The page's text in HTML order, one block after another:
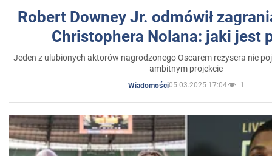
Robert Downey Jr. odmówił
Christophera Nolana: jaki jest
Jeden z ulubionych aktorów nagrodzonego Oscarem reżysera nie
ambitnym projekcie
Wiadomości05.03.2025 17:04 1